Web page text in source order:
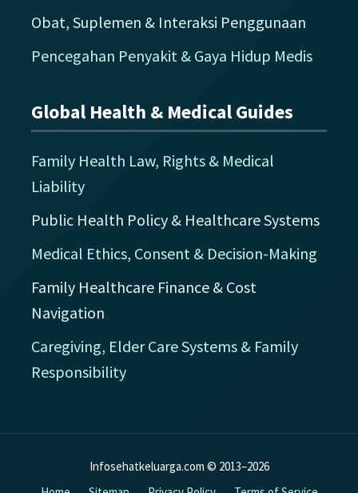
Obat, Suplemen & Interaksi Penggunaan
Pencegahan Penyakit & Gaya Hidup Medis
Global Health & Medical Guides
Family Health Law, Rights & Medical
Liability
Public Health Policy & Healthcare Systems
Medical Ethics, Consent & Decision-Making
Family Healthcare Finance & Cost
Navigation
Caregiving, Elder Care Systems & Family
Responsibility
Infosehatkeluarga.com © 2013–2026